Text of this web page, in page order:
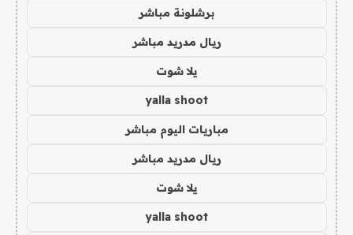
برشلونة مباشر
ريال مدريد مباشر
يلا شوت
yalla shoot
مباريات اليوم مباشر
ريال مدريد مباشر
يلا شوت
yalla shoot